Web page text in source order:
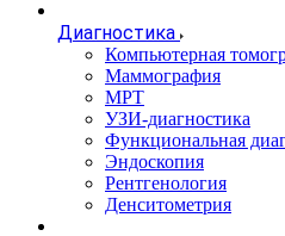
Диагностика
Компьютерная
Маммография
МРТ
УЗИ-диагностика
Функциональная
Эндоскопия
Рентгенология
Денситометрия